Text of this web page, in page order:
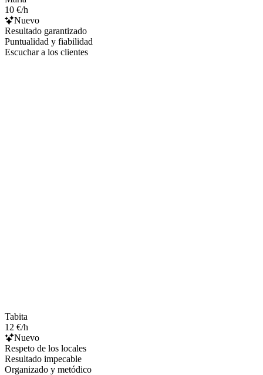
10 €/h
Nuevo
Resultado garantizado
Puntualidad y fiabilidad
Escuchar a los clientes
Tabita
12 €/h
Nuevo
Respeto de los locales
Resultado impecable
Organizado y metódico